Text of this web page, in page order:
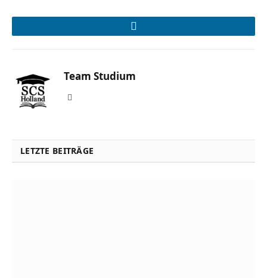
LinkedIn
Team Studium
LETZTE BEITRÄGE